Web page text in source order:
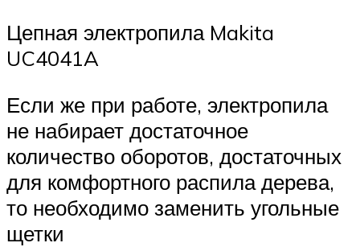
Цепная электропила Makita
UC4041A
Если же при работе, электропила
не набирает достаточное
количество оборотов, достаточных
для комфортного распила дерева,
то необходимо заменить угольные
щетки